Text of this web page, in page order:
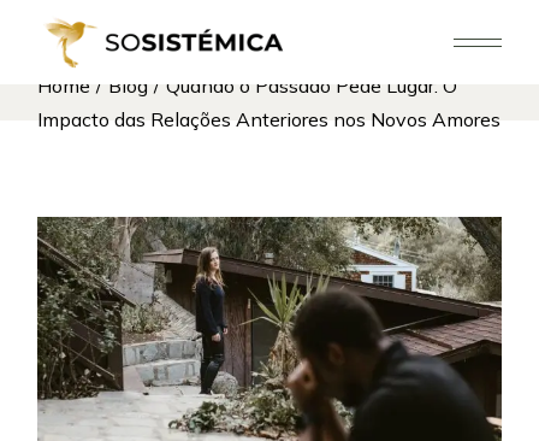
content
Home Blog
Quando o Passado Pede Lugar: O
Impacto das Relações Anteriores nos Novos Amores